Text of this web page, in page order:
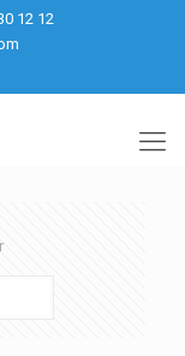
12 12